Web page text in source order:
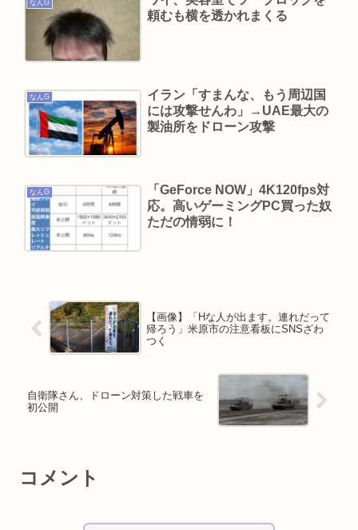
うつ病が治って復職できたらマッマと旅行に行き
たい
なんG
頼むも横を透かれまくる
なんG
イラン「すまんな、もう周辺国
には攻撃せんわ」→UAE最大の
製油所をドローン攻撃
なんG
「GeForce NOW」4K120fps対
応。高いゲーミングPC買った奴
ただの情弱に！
【画像】「Hな人が出ます。連れだって
帰ろう」米原市の注意看板にSNSざわ
つく
自衛隊さん、ドローン対策した戦車を
初公開
コメント